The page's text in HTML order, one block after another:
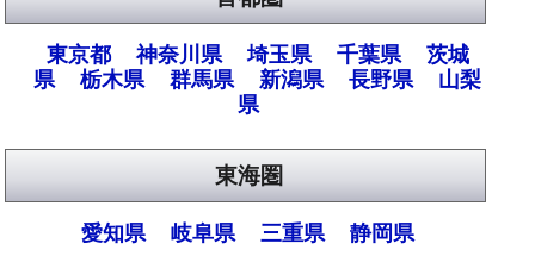
東京都 神奈川県 埼玉県 千葉県
茨城
県
栃木県 群馬県 新潟県 長野県
山梨
県
東海圏
愛知県 岐阜県 三重県 静岡県